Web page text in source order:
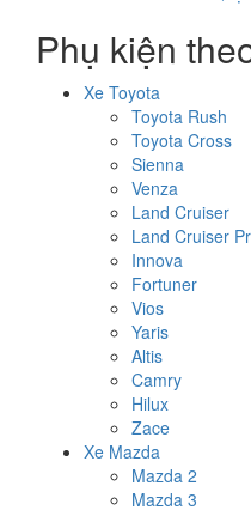
Phụ kiện
Xe Toyota
Toyota Rush
Toyota Cross
Sienna
Venza
Land Cruiser
Land Cruiser
Innova
Fortuner
Vios
Yaris
Altis
Camry
Hilux
Zace
Xe Mazda
Mazda 2
Mazda 3